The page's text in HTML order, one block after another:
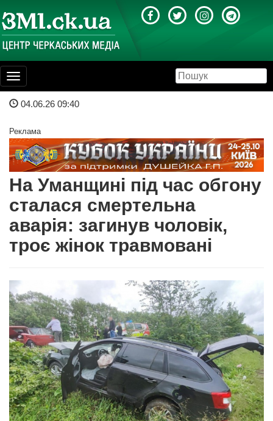
Toggle
navigation
04.06.26 09:40
Реклама
На Уманщині під час обгону
сталася смертельна
аварія: загинув чоловік,
троє жінок травмовані